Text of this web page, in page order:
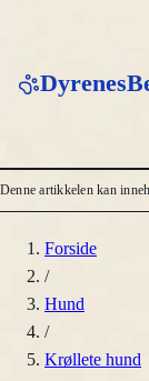
Denne artikkelen kan
Forside
/
Hund
/
Krøllete hund